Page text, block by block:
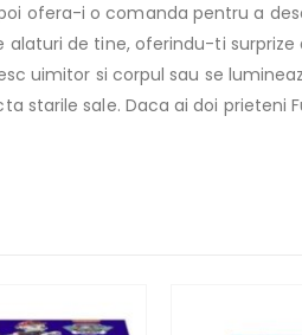
ofera-i o comanda pentru a
de tine, oferindu-ti
uimitor si corpul sau se
starile sale. Daca ai doi prieteni